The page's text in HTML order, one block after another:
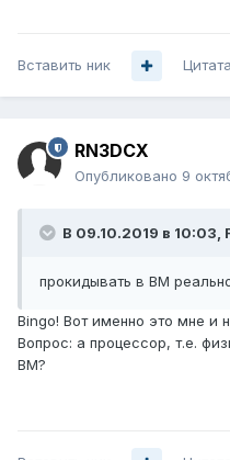
Вставить ник Цитата
RN3DCX
Опубликовано 9
В 09.10.2019 в 10:03,
прокидывать в ВМ
Bingo! Вот именно это мне и
Вопрос: а процессор, т.е.
ВМ?